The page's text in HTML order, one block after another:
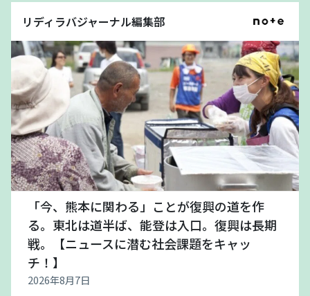
リディラバジャーナル編集部
「今、熊本に関わる」ことが復興の道を作
る。東北は道半ば、能登は入口。復興は長期
戦。【ニュースに潜む社会課題をキャッ
チ！】
2026年8月7日